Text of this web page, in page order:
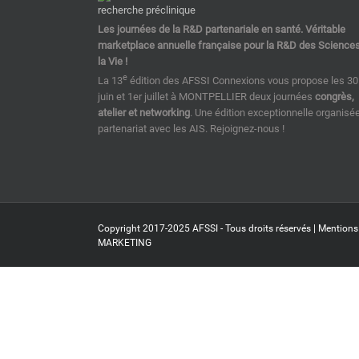
Les journées de la R&D partenariale en santé. Véritable
marketplace annuelle française pour la R&D des
la Vie !
La 13e édition des AFSSI Connexions vous propose les 30
juin et 1er juillet à MONTPELLIER deux journées congrès,
atelier et networking. Une édition exceptionnelle
partenariat avec les AIS. Rejoignez-nous !
Copyright 2017-2025 AFSSI - Tous droits réservés |
MARKETING